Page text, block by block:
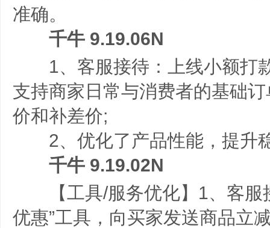
准确。
千牛 9.19.06N
1、客服接待：上线小额打
支持商家日常与消费者的基础
价和补差价;
2、优化了产品性能，提升
千牛 9.19.02N
【工具/服务优化】1、客服
优惠”工具，向买家发送商品立